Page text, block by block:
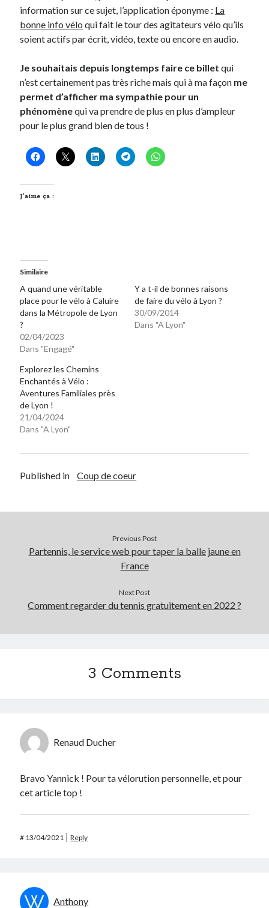
information sur ce sujet, l’application éponyme : La
bonne info vélo qui fait le tour des agitateurs vélo qu’ils
soient actifs par écrit, vidéo, texte ou encore en audio.
Je souhaitais depuis longtemps faire ce billet qui
n’est certainement pas très riche mais qui à ma façon me
permet d’afficher ma sympathie pour un
phénomènequi va prendre de plus en plus d’ampleur
pour le plus grand bien de tous !
J’aime ça :
Similaire
A quand une véritable
place pour le vélo à Caluire
dans la Métropole de Lyon
?
02/04/2023
Dans "Engagé"
Y a t-il de bonnes raisons
de faire du vélo à Lyon ?
30/09/2014
Dans "A Lyon"
Explorez les Chemins
Enchantés à Vélo :
Aventures Familiales près
de Lyon !
21/04/2024
Dans "A Lyon"
Published in Coup de coeur
Previous Post
Partennis, le service web pour taper la balle jaune en
France
Next Post
Comment regarder du tennis gratuitement en 2022 ?
3 Comments
Renaud Ducher
Bravo Yannick ! Pour ta vélorution personnelle, et pour
cet article top !
# 13/04/2021 Reply
Anthony